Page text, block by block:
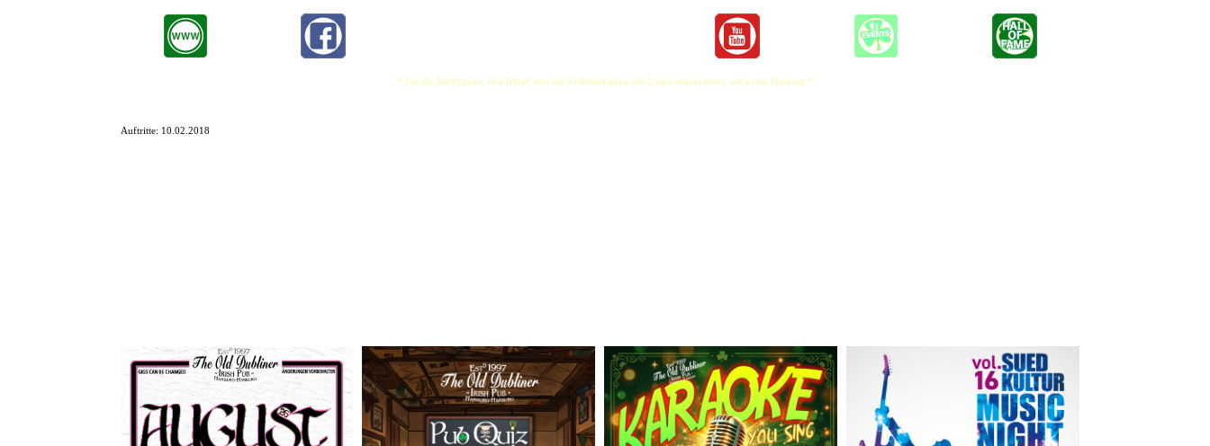
* Für die Richtigkeit, den Inhalt und die Vollständigkeit der Links übernehmen wir keine Haftung *
Auftritte: 10.02.2018